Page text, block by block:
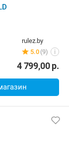
rulez.by
5.0 (9) i
4 799,00р.